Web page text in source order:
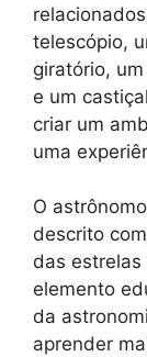
telescópio,
giratório,
e um
criar um
uma
O
descrito
das estrelas
elemento
da
aprender